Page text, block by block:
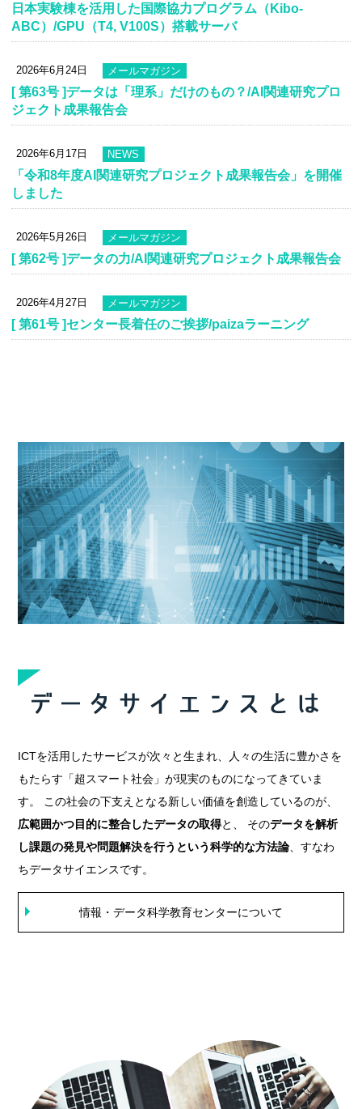
日本実験棟を活用した国際協力プログラム（Kibo-
ABC）/GPU（T4, V100S）搭載サーバ
2026年6月24日 メールマガジン
[ 第63号 ]データは「理系」だけのもの？/AI関連研究プロ
ジェクト成果報告会
2026年6月17日 NEWS
「令和8年度AI関連研究プロジェクト成果報告会」を開催
しました
2026年5月26日 メールマガジン
[ 第62号 ]データの力/AI関連研究プロジェクト成果報告会
2026年4月27日 メールマガジン
[ 第61号 ]センター長着任のご挨拶/paizaラーニング
ICTを活用したサービスが次々と生まれ、人々の生活に豊かさを
もたらす「超スマート社会」が現実のものになってきていま
す。 この社会の下支えとなる新しい価値を創造しているのが、
広範囲かつ目的に整合したデータの取得と、 そのデータを解析
し課題の発見や問題解決を行うという科学的な方法論 、すなわ
ちデータサイエンスです。
情報・データ科学教育センターについて